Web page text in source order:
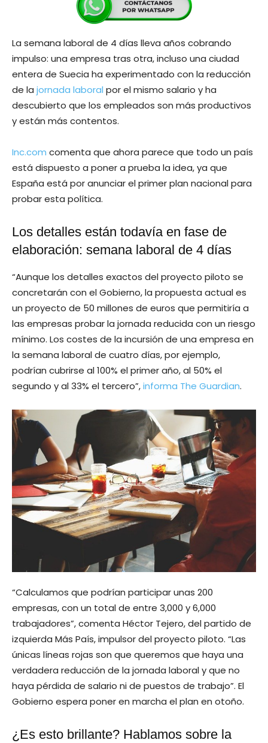
La semana laboral de 4 días lleva años cobrando
impulso: una empresa tras otra, incluso una ciudad
entera de Suecia ha experimentado con la reducción
de la jornada laboral por el mismo salario y ha
descubierto que los empleados son más productivos
y están más contentos.
Inc.com comenta que ahora parece que todo un país
está dispuesto a poner a prueba la idea, ya que
España está por anunciar el primer plan nacional para
probar esta política.
Los detalles están todavía en fase de
elaboración: semana laboral de 4 días
“Aunque los detalles exactos del proyecto piloto se
concretarán con el Gobierno, la propuesta actual es
un proyecto de 50 millones de euros que permitiría a
las empresas probar la jornada reducida con un riesgo
mínimo. Los costes de la incursión de una empresa en
la semana laboral de cuatro días, por ejemplo,
podrían cubrirse al 100% el primer año, al 50% el
segundo y al 33% el tercero”,informa The Guardian.
“Calculamos que podrían participar unas 200
empresas, con un total de entre 3,000 y 6,000
trabajadores”, comenta Héctor Tejero, del partido de
izquierda Más País, impulsor del proyecto piloto. “Las
únicas líneas rojas son que queremos que haya una
verdadera reducción de la jornada laboral y que no
haya pérdida de salario ni de puestos de trabajo”. El
Gobierno espera poner en marcha el plan en otoño.
¿Es esto brillante? Hablamos sobre la